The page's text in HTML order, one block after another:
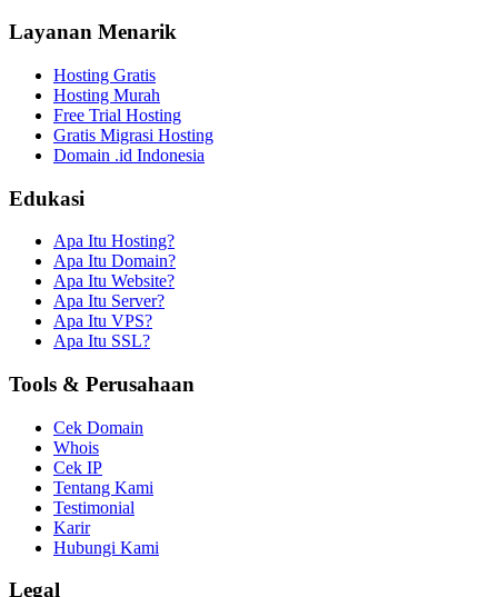
Layanan Menarik
Hosting Gratis
Hosting Murah
Free Trial Hosting
Gratis Migrasi Hosting
Domain .id Indonesia
Edukasi
Apa Itu Hosting?
Apa Itu Domain?
Apa Itu Website?
Apa Itu Server?
Apa Itu VPS?
Apa Itu SSL?
Tools & Perusahaan
Cek Domain
Whois
Cek IP
Tentang Kami
Testimonial
Karir
Hubungi Kami
Legal